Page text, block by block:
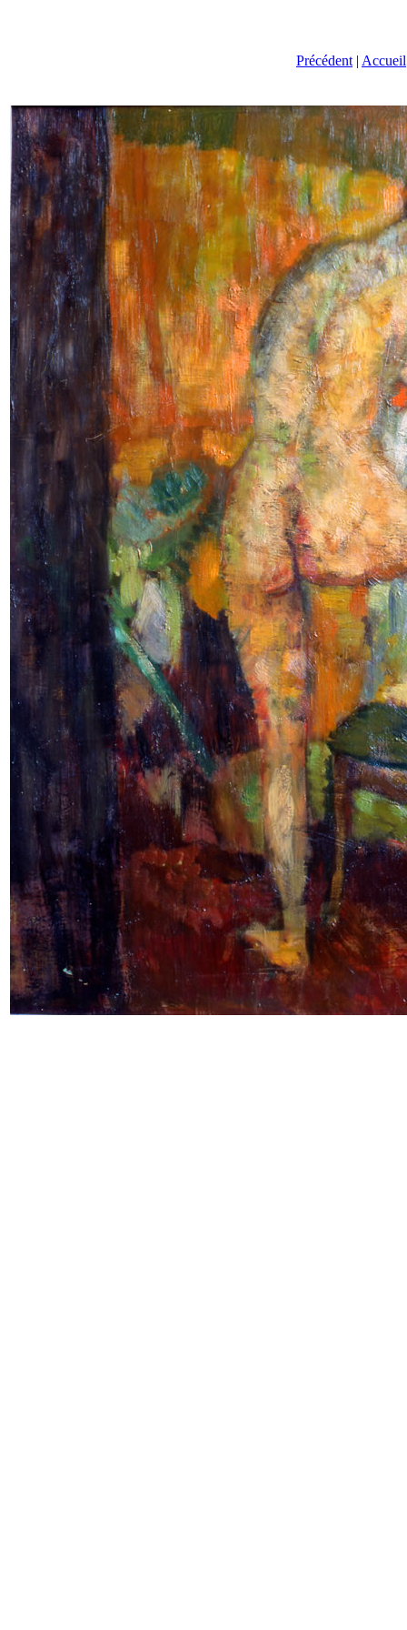
Précédent | Accueil